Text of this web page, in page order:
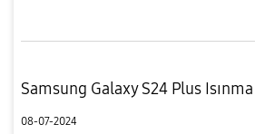
Samsung Galaxy S24 Plus
08-07-2024